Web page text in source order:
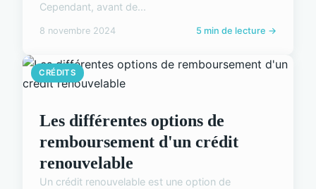
Cependant, avant de...
8 novembre 2024 5 min de lecture →
CRÉDITS
Les différentes options de
remboursement d'un crédit
renouvelable
Un crédit renouvelable est une option de